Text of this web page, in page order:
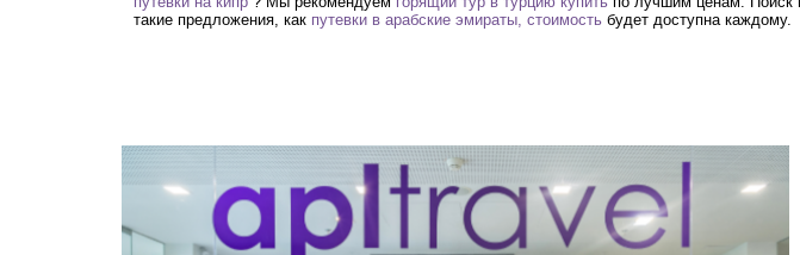
такие предложения, как путевки в арабские эмираты, стоимость будет доступна каждому.